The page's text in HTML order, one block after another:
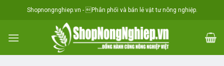
Shopnongnghiep.vn - Phân phối và bán lẻ vật tư nông nghiệp.